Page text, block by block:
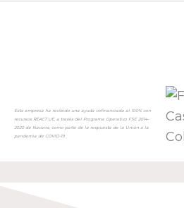
Esta empresa ha recibido una ayuda cofinanciada al 100% con
recursos REACT UE, a través del Programa Operativo FSE 2014-
2020 de Navarra, como parte de la respuesta de la Unión a la
pandemia de COVID-19